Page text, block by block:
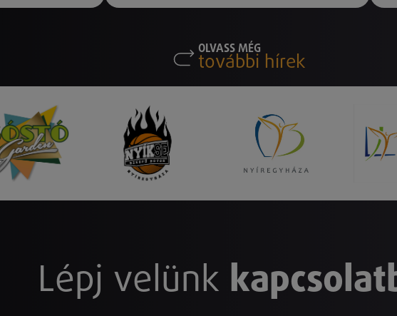
OLVASS MÉG
további hírek
Lépj velünk